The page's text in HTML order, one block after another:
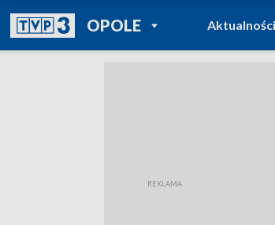
OPOLEPOWRÓT DO
TVP REGIONY
Aktualności